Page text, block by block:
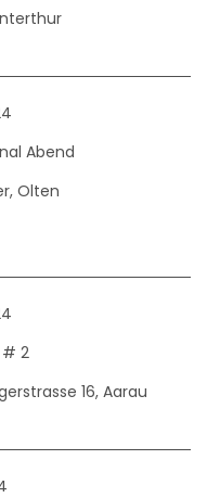
Abend
Olten
# 2
16, Aarau